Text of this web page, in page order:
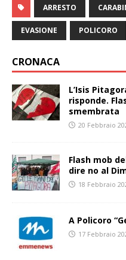
ARRESTO
EVASIONE POLICORO
CRONACA
L’Isis
risponde.
smembrata
20 Febbraio
Flash mob
dire no al
18 Febbraio
A Policoro
17 Febbraio